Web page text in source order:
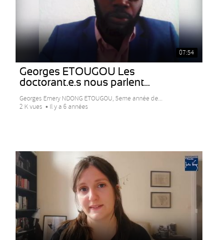
07:54
Georges ETOUGOU Les
doctorant.e.s nous parlent...
Georges Emery NDONG ETOUGOU, 5eme année de...
2 K vues
Il y a 6 années